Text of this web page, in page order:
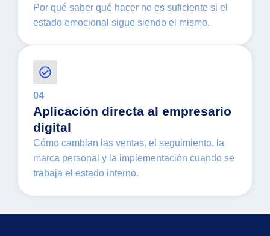
Por qué saber qué hacer no es suficiente si el
estado emocional sigue siendo el mismo.
04
Aplicación directa al empresario
digital
Cómo cambian las ventas, el seguimiento, la
marca personal y la implementación cuando se
trabaja el estado interno.